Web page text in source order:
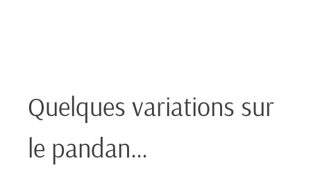
Quelques variations sur
le pandan…